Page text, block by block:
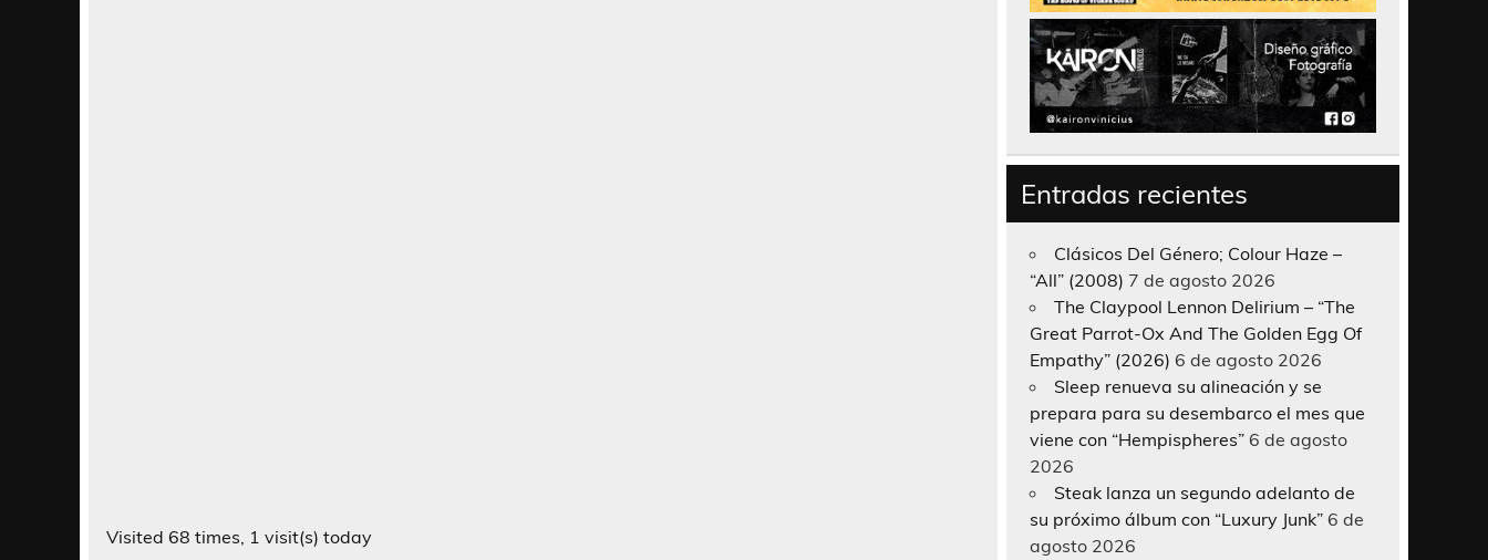
Visited 68 times, 1 visit(s) today
Entradas recientes
Clásicos Del Género; Colour Haze –
“All” (2008) 7 de agosto 2026
The Claypool Lennon Delirium – “The
Great Parrot-Ox And The Golden Egg Of
Empathy” (2026) 6 de agosto 2026
Sleep renueva su alineación y se
prepara para su desembarco el mes que
viene con “Hempispheres” 6 de agosto
2026
Steak lanza un segundo adelanto de
su próximo álbum con “Luxury Junk” 6 de
agosto 2026